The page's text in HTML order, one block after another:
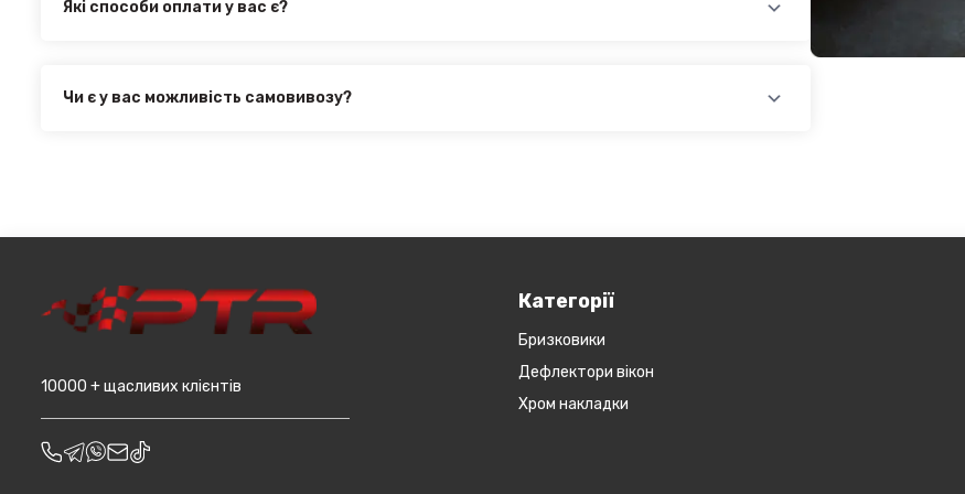
Укр. Пошта (термін доставки 1 - 3 дні за повною передоплатою) для великогабаритного
при мінімальній сумі замовлення від 3000 грн. Дана пропозиція не поширюється на
Які способи оплати у вас є?
Чи є у вас можливість самовивозу?
10000 + щасливих клієнтів
Категорії
Бризковики
Дефлектори вікон
Хром накладки